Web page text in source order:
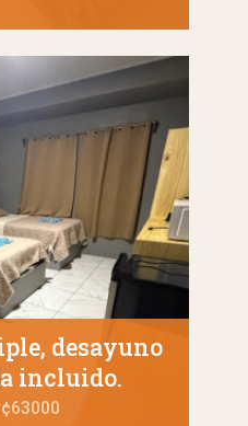
desayuno
incluido.